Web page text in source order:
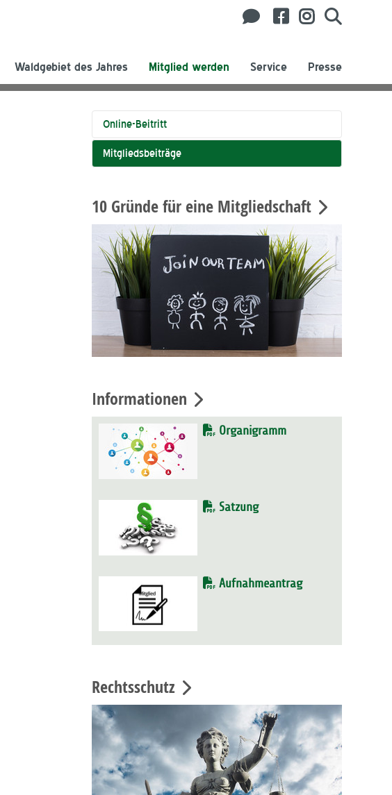
Waldgebiet des Jahres Mitglied werden Service Presse
Online-Beitritt
Mitgliedsbeiträge
10 Gründe für eine Mitgliedschaft
Informationen
Organigramm
Satzung
Aufnahmeantrag
Rechtsschutz